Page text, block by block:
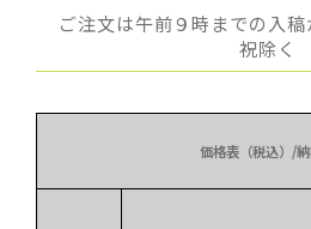
ご注文は午前９時までの入
祝除く
価格表（税込）/